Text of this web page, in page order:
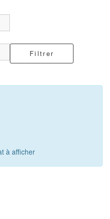
Filtrer
à afficher